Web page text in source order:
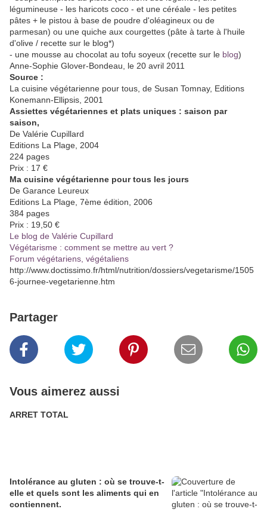
légumineuse - les haricots coco - et une céréale - les petites
pâtes + le pistou à base de poudre d'oléagineux ou de
parmesan) ou une quiche aux courgettes (pâte à tarte à l'huile
d'olive / recette sur le blog*)
- une mousse au chocolat au tofu soyeux (recette sur le blog)
Anne-Sophie Glover-Bondeau, le 20 avril 2011
Source :
La cuisine végétarienne pour tous, de Susan Tomnay, Editions
Konemann-Ellipsis, 2001
Assiettes végétariennes et plats uniques : saison par
saison,
De Valérie Cupillard
Editions La Plage, 2004
224 pages
Prix : 17 €
Ma cuisine végétarienne pour tous les jours
De Garance Leureux
Editions La Plage, 7ème édition, 2006
384 pages
Prix : 19,50 €
Le blog de Valérie Cupillard
Végétarisme : comment se mettre au vert ?
Forum végétariens, végétaliens
http://www.doctissimo.fr/html/nutrition/dossiers/vegetarisme/1505
6-journee-vegetarienne.htm
Partager
Vous aimerez aussi
ARRET TOTAL
Intolérance au gluten : où se trouve-t-
elle et quels sont les aliments qui en
contiennent.